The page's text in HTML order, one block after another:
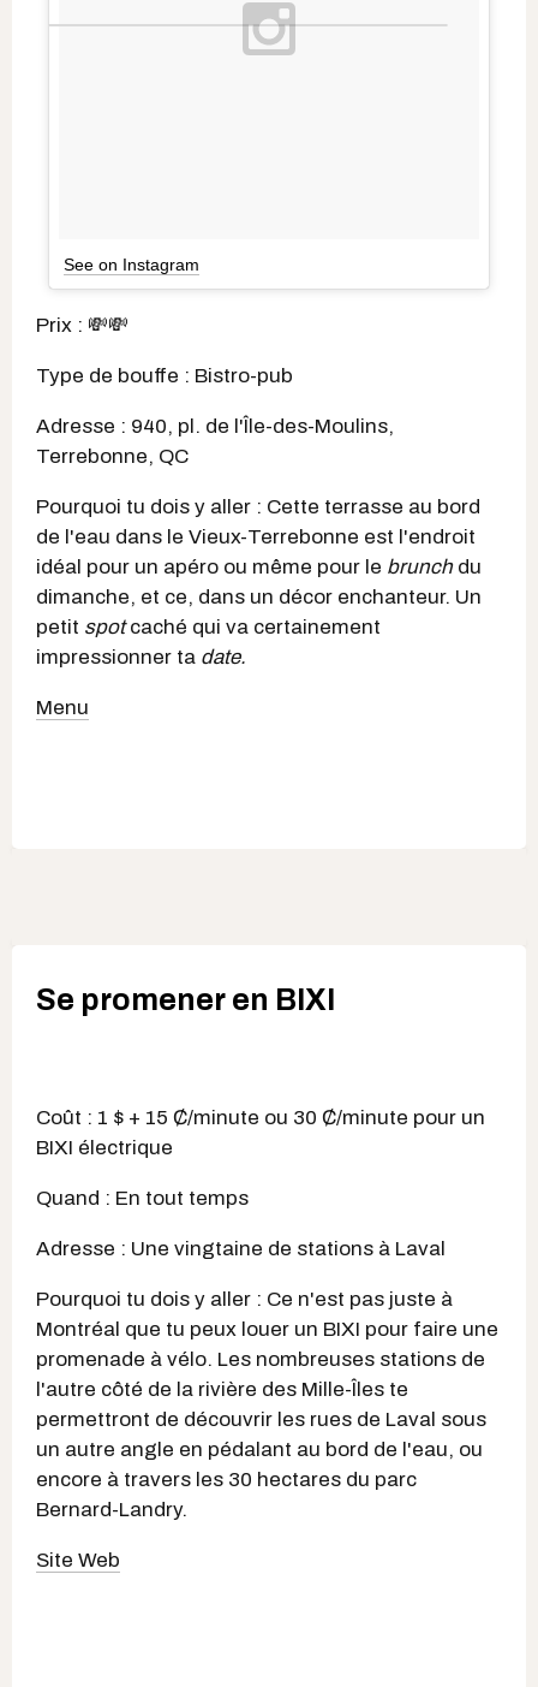
See on Instagram
Prix : 💸💸
Type de bouffe : Bistro-pub
Adresse : 940, pl. de l'Île-des-Moulins,
Terrebonne, QC
Pourquoi tu dois y aller : Cette terrasse au bord
de l'eau dans le Vieux-Terrebonne est l'endroit
idéal pour un apéro ou même pour le brunchdu
dimanche, et ce, dans un décor enchanteur. Un
petit spotcaché qui va certainement
impressionner ta date.
Menu
Se promener en BIXI
Coût : 1 $ + 15 ₵/minute ou 30 ₵/minute pour un
BIXI électrique
Quand : En tout temps
Adresse : Une vingtaine de stations à Laval
Pourquoi tu dois y aller : Ce n'est pas juste à
Montréal que tu peux louer un BIXI pour faire une
promenade à vélo. Les nombreuses stations de
l'autre côté de la rivière des Mille-Îles te
permettront de découvrir les rues de Laval sous
un autre angle en pédalant au bord de l'eau, ou
encore à travers les 30 hectares du parc
Bernard-Landry.
Site Web